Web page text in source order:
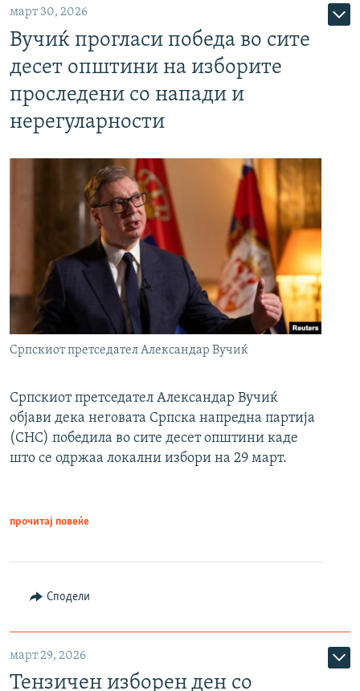
март 30, 2026
Вучиќ прогласи победа во сите
десет општини на изборите
проследени со напади и
нерегуларности
Српскиот претседател Александар Вучиќ
Српскиот претседател Александар Вучиќ
објави дека неговата Српска напредна партија
(СНС) победила во сите десет општини каде
што се одржаа локални избори на 29 март.
прочитај повеќе
Сподели
март 29, 2026
Тензичен изборен ден со